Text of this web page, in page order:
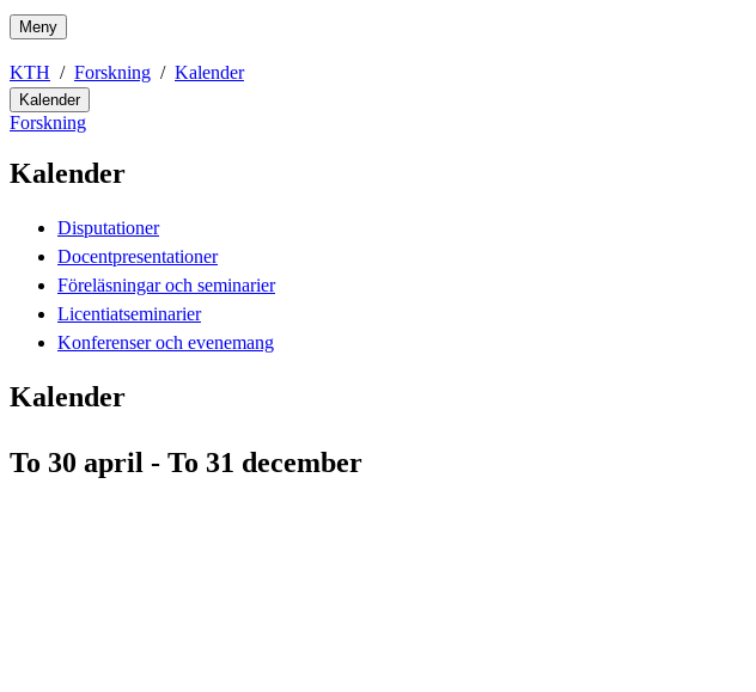
Meny
KTH Forskning Kalender
Kalender
Forskning
Kalender
Disputationer
Docentpresentationer
Föreläsningar och seminarier
Licentiatseminarier
Konferenser och evenemang
Kalender
To 30 april - To 31 december